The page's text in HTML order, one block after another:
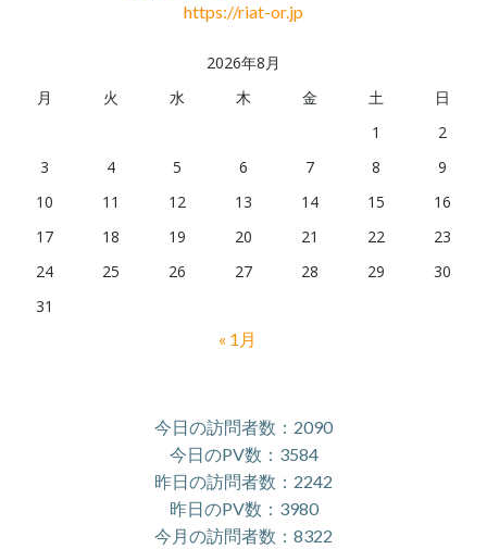
イ
https://riat-or.jp
2026年8月
月
火 水 木 金 土
日
1
2
3
4 5 6 7 8
9
10
11 12 13 14 15
16
17
18 19 20 21 22
23
24
25 26 27 28 29
30
31
« 1月
今日の訪問者数：2090
今日のPV数：3584
昨日の訪問者数：2242
昨日のPV数：3980
今月の訪問者数：8322